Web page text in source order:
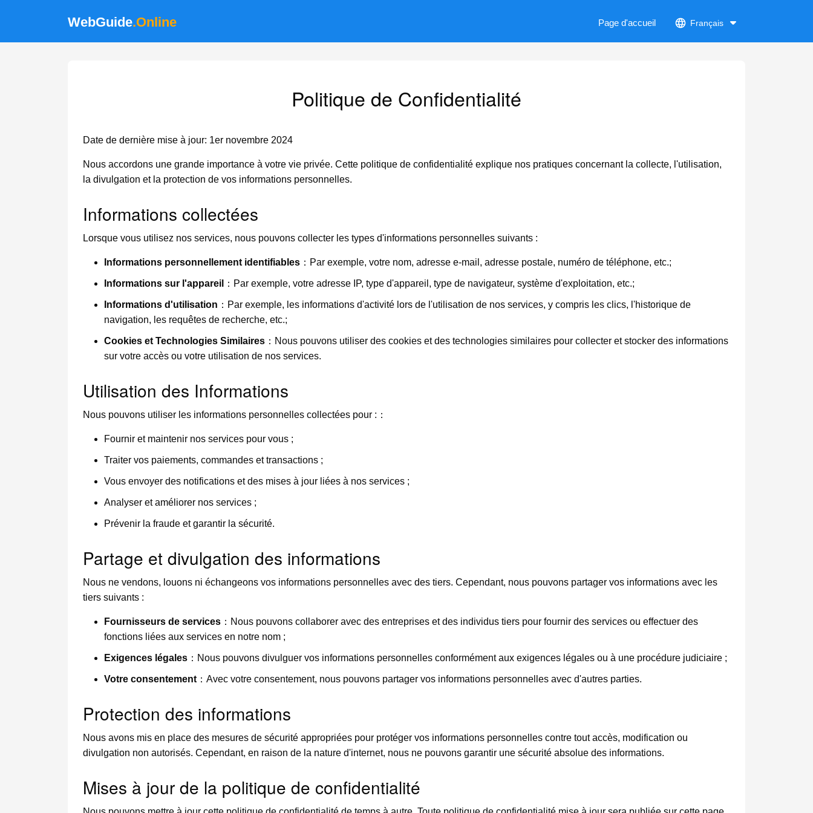
WebGuide.Online Page d'accueil Français
Politique de Confidentialité
Date de dernière mise à jour: 1er novembre 2024
Nous accordons une grande importance à votre vie privée. Cette politique de confidentialité explique nos pratiques concernant la collecte, l'utilisation,
la divulgation et la protection de vos informations personnelles.
Informations collectées
Lorsque vous utilisez nos services, nous pouvons collecter les types d'informations personnelles suivants :
Informations personnellement identifiables ：Par exemple, votre nom, adresse e-mail, adresse postale, numéro de téléphone, etc.;
Informations sur l'appareil ：Par exemple, votre adresse IP, type d'appareil, type de navigateur, système d'exploitation, etc.;
Informations d'utilisation ：Par exemple, les informations d'activité lors de l'utilisation de nos services, y compris les clics, l'historique de
navigation, les requêtes de recherche, etc.;
Cookies et Technologies Similaires ：Nous pouvons utiliser des cookies et des technologies similaires pour collecter et stocker des informations
sur votre accès ou votre utilisation de nos services.
Utilisation des Informations
Nous pouvons utiliser les informations personnelles collectées pour :：
Fournir et maintenir nos services pour vous ;
Traiter vos paiements, commandes et transactions ;
Vous envoyer des notifications et des mises à jour liées à nos services ;
Analyser et améliorer nos services ;
Prévenir la fraude et garantir la sécurité.
Partage et divulgation des informations
Nous ne vendons, louons ni échangeons vos informations personnelles avec des tiers. Cependant, nous pouvons partager vos informations avec les
tiers suivants :
Fournisseurs de services ：Nous pouvons collaborer avec des entreprises et des individus tiers pour fournir des services ou effectuer des
fonctions liées aux services en notre nom ;
Exigences légales ：Nous pouvons divulguer vos informations personnelles conformément aux exigences légales ou à une procédure judiciaire ;
Votre consentement ：Avec votre consentement, nous pouvons partager vos informations personnelles avec d'autres parties.
Protection des informations
Nous avons mis en place des mesures de sécurité appropriées pour protéger vos informations personnelles contre tout accès, modification ou
divulgation non autorisés. Cependant, en raison de la nature d'internet, nous ne pouvons garantir une sécurité absolue des informations.
Mises à jour de la politique de confidentialité